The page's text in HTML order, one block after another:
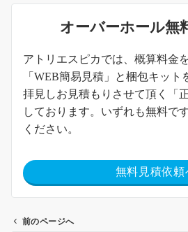
オーバーホール無
アトリエスピカでは、概算料金
「WEB簡易見積」と梱包キット
拝見しお見積もりさせて頂く「
しております。いずれも無料で
ください。
無料見積依頼
前のページへ